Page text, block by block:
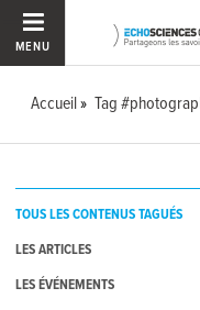
MENU
Accueil Tag
TOUS LES CONTENUS TAGUÉS
LES ARTICLES
LES ÉVÉNEMENTS